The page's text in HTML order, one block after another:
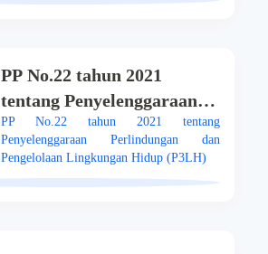
PP No.22 tahun 2021
tentang Penyelenggaraan
Perlindungan dan
Pengelolaan Lingkungan
Hidup (P3LH)
PP No.22 tahun 2021 tentang
Penyelenggaraan Perlindungan dan
Pengelolaan Lingkungan Hidup (P3LH)